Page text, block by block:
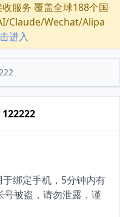
服务 覆盖全球188个国
Claude/Wechat/Alipa
进入
122222
于绑定手机，5分钟内有
被盗，请勿泄露，谨